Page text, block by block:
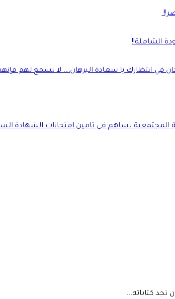
الشاملة!!
في انتظارك يا سعادة البرهان…. لا تسمع لهم
المجتمعية تساهم في تامين امتحانات الشهادة
تجد كتاباته...